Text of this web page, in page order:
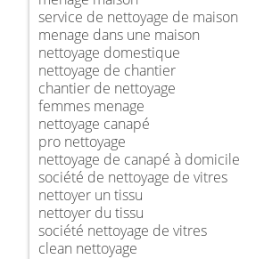
service de nettoyage de maison
menage dans une maison
nettoyage domestique
nettoyage de chantier
chantier de nettoyage
femmes menage
nettoyage canapé
pro nettoyage
nettoyage de canapé à domicile
société de nettoyage de vitres
nettoyer un tissu
nettoyer du tissu
société nettoyage de vitres
clean nettoyage